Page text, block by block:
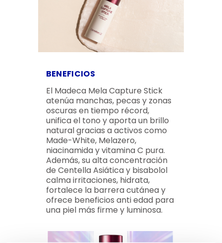
BENEFICIOS
El Madeca Mela Capture Stick
atenúa manchas, pecas y zonas
oscuras en tiempo récord,
unifica el tono y aporta un brillo
natural gracias a activos como
Made-White, Melazero,
niacinamida y vitamina C pura.
Además, su alta concentración
de Centella Asiática y bisabolol
calma irritaciones, hidrata,
fortalece la barrera cutánea y
ofrece beneficios anti edad para
una piel más firme y luminosa.